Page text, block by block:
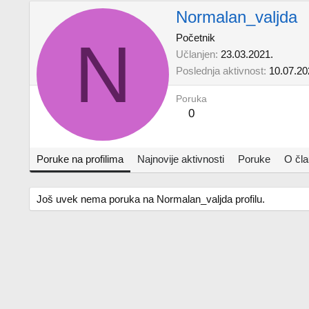
N
Normalan_valjda
Početnik
Učlanjen 23.03.2021.
Poslednja aktivnost
Poruka
0
Poruke na profilima Najnovije aktivnosti Poruke O
Još uvek nema poruka na Normalan_valjda profilu.